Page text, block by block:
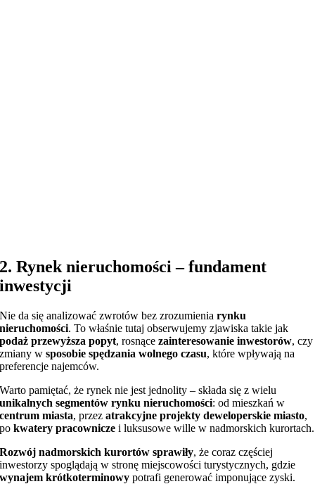
2. Rynek nieruchomości – fundament
inwestycji
Nie da się analizować zwrotów bez zrozumieniarynku
nieruchomości. To właśnie tutaj obserwujemy zjawiska takie jak
podaż przewyższa popyt, rosnącezainteresowanie inwestorów, czy
zmiany wsposobie spędzania wolnego czasu, które wpływają na
preferencje najemców.
Warto pamiętać, że rynek nie jest jednolity – składa się z wielu
unikalnych segmentów rynku nieruchomości: od mieszkań w
centrum miasta, przezatrakcyjne projekty deweloperskie miasto,
pokwatery pracownicze i luksusowe wille w nadmorskich kurortach.
Rozwój nadmorskich kurortów sprawiły, że coraz częściej
inwestorzy spoglądają w stronę miejscowości turystycznych, gdzie
wynajem krótkoterminowy potrafi generować imponujące zyski.